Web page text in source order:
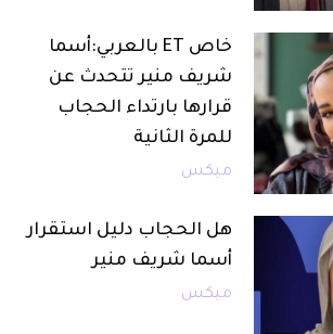
خاص ET بالعربي:أسما
شريف منير تتحدث عن
قرارها بارتداء الحجاب
للمرة الثانية
ميكس
هل الحجاب دليل استقرار
أسما شريف منير
ميكس